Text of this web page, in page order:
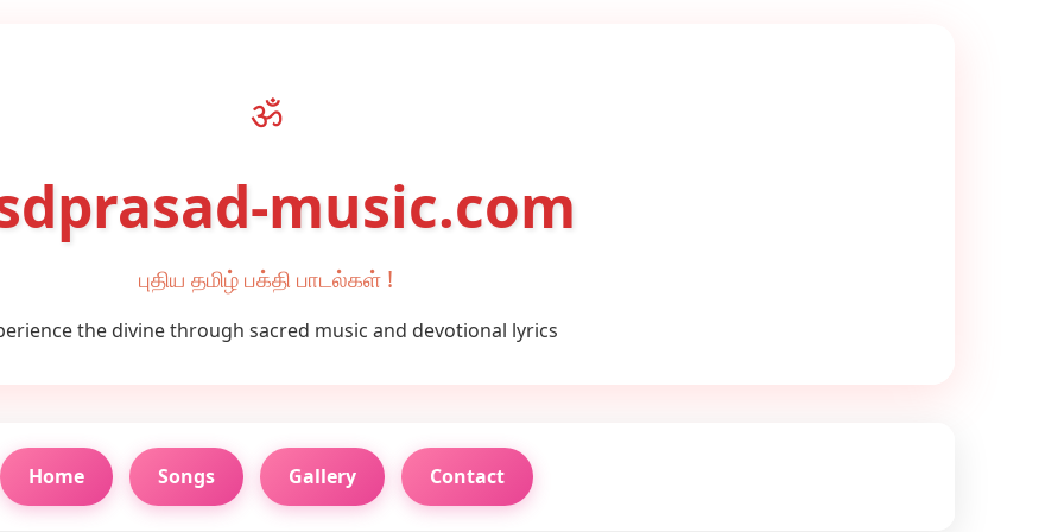
ॐ
music.com
புதிய தமிழ் பக்தி பாடல்கள் !
the divine through sacred music and devotional lyrics
Home Songs Gallery Contact